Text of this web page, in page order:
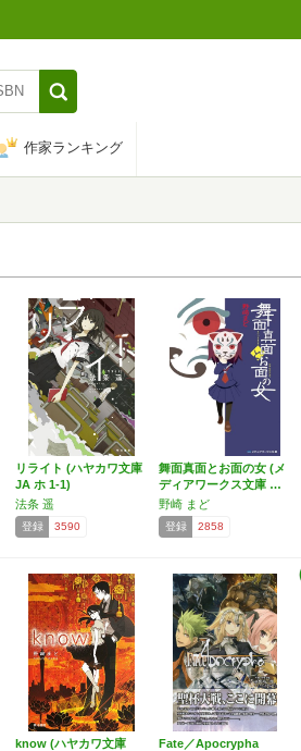
作家ランキング
リライト (ハヤカワ文庫
JA ホ 1-1)
法条 遥
登録 3590
舞面真面とお面の女 (メ
ディアワークス文庫 …
野崎 まど
登録 2858
know (ハヤカワ文庫
Fate／Apocrypha